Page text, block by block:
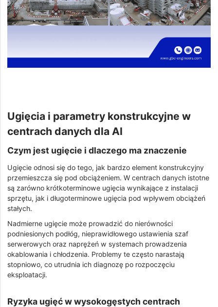
Ugięcia i parametry konstrukcyjne w
centrach danych dla AI
Czym jest ugięcie i dlaczego ma znaczenie
Ugięcie odnosi się do tego, jak bardzo element konstrukcyjny
przemieszcza się pod obciążeniem. W centrach danych istotne
są zarówno krótkoterminowe ugięcia wynikające z instalacji
sprzętu, jak i długoterminowe ugięcia pod wpływem obciążeń
stałych.
Nadmierne ugięcie może prowadzić do nierówności
podniesionych podłóg, nieprawidłowego ustawienia szaf
serwerowych oraz naprężeń w systemach prowadzenia
okablowania i chłodzenia. Problemy te często narastają
stopniowo, co utrudnia ich diagnozę po rozpoczęciu
eksploatacji.
Ryzyka ugięć w wysokogęstych centrach